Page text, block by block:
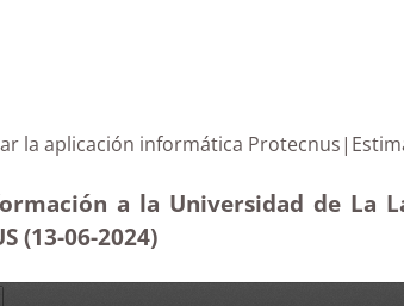
la aplicación informática
a la Universidad de La
(13-06-2024)